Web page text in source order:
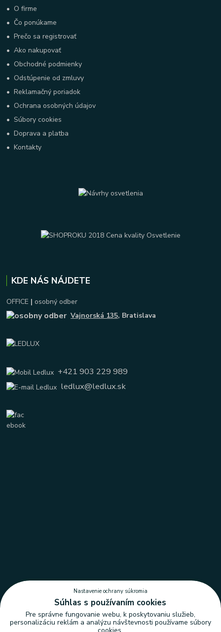
• O firme
• Čo ponúkame
•Prečo sa registrovať
•Ako nakupovať
• Obchodné podmienky
• Odstúpenie od zmluvy
•Reklamačný poriadok
• Ochrana osobných údajov
•Súbory cookies
•Doprava a platba
•Kontakty
KDE NÁS NÁJDETE
OFFICE | osobný odber
Vajnorská 135, Bratislava
+421 903 229 989
ledlux@ledlux.sk
Nastavenie ochrany súkromia
Súhlas s používaním cookies
Pre správne fungovanie webu, k poskytovaniu služieb,
personalizáciu reklám a analýzu návštevnosti používame súbory
cookies.